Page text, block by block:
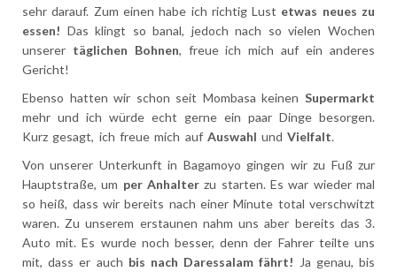
sehr darauf. Zum einen habe ich richtig Lust etwas neues zu
essen! Das klingt so banal, jedoch nach so vielen Wochen
unserer täglichen Bohnen, freue ich mich auf ein anderes
Gericht!
Ebenso hatten wir schon seit Mombasa keinen Supermarkt
mehr und ich würde echt gerne ein paar Dinge besorgen.
Kurz gesagt, ich freue mich auf Auswahl undVielfalt.
Von unserer Unterkunft in Bagamoyo gingen wir zu Fuß zur
Hauptstraße, um per Anhalter zu starten. Es war wieder mal
so heiß, dass wir bereits nach einer Minute total verschwitzt
waren. Zu unserem erstaunen nahm uns aber bereits das 3.
Auto mit. Es wurde noch besser, denn der Fahrer teilte uns
mit, dass er auch bis nach Daressalam fährt! Ja genau, bis